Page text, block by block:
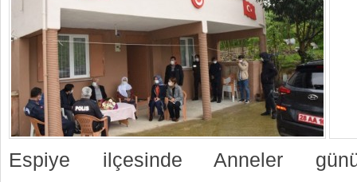
Espiye ilçesinde Anneler